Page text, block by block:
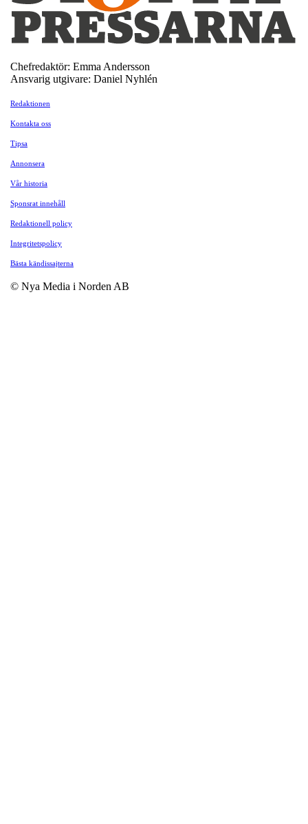
Chefredaktör: Emma Andersson
Ansvarig utgivare: Daniel Nyhlén
Redaktionen
Kontakta oss
Tipsa
Annonsera
Vår historia
Sponsrat innehåll
Redaktionell policy
Integritetspolicy
Bästa kändissajterna
© Nya Media i Norden AB